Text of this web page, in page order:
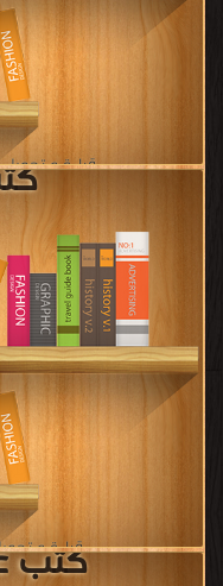
كتب
فى
قراءة و تحميل كتب في كتب
[
كتب
قراءة و تحميل
[ 232 كتاب/كتب ]